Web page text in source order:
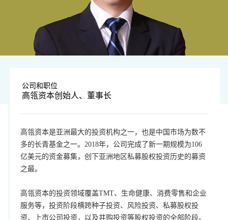
公司和职位
高瓴资本创始人、董事长
高瓴资本是亚洲最大的投资机构之一，也是中国市场为数不
多的长青基金之一。2018年，公司完成了新一期规模为106
亿美元的资金募集，创下亚洲地区私募股权投资历史的募资
之最。
高瓴资本的投资领域覆盖TMT、生命健康、消费零售和企业
服务等，投资阶段横跨种子投资、风险投资、私募股权投
资、上市公司投资，以及并购投资等股权投资的全部阶段。